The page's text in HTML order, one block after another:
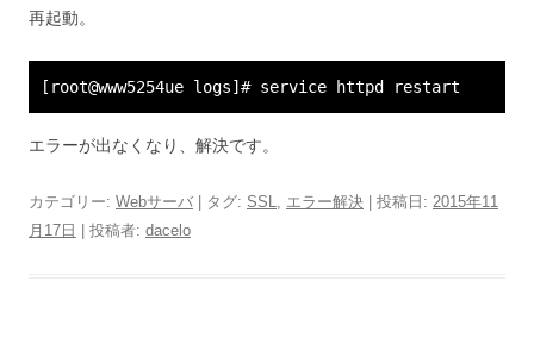
再起動。
[root@www5254ue logs]# service httpd restart
エラーが出なくなり、解決です。
カテゴリー: Webサーバ | タグ: SSL, エラー解決 | 投稿日: 2015年11
月17日
投稿者: dacelo